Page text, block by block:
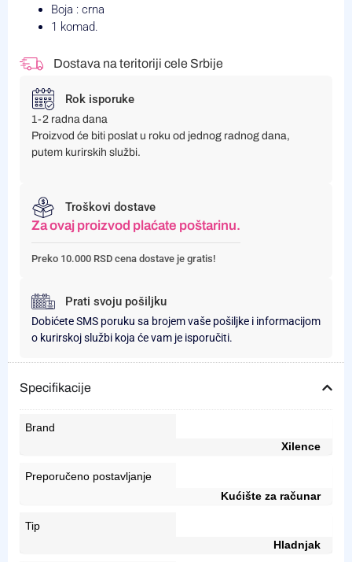
Boja : crna
1 komad.
Dostava na teritoriji cele Srbije
Rok isporuke
1-2 radna dana
Proizvod će biti poslat u roku od jednog radnog dana,
putem kurirskih službi.
Troškovi dostave
Za ovaj proizvod plaćate poštarinu.
Preko 10.000 RSD cena dostave je gratis!
Prati svoju pošiljku
Dobićete SMS poruku sa brojem vaše pošiljke i informacijom
o kurirskoj službi koja će vam je isporučiti.
Specifikacije
Brand
Xilence
Preporučeno postavljanje
Kućište za računar
Tip
Hladnjak